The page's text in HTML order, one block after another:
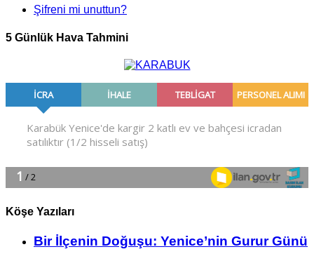
Şifreni mi unuttun?
5 Günlük Hava Tahmini
Köşe Yazıları
Bir İlçe­nin Do­ğu­şu: Ye­ni­ce’nin Gurur Günü